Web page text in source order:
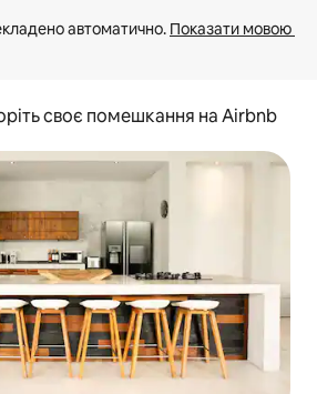
автоматично. Показати мовою
своє помешкання на Airbnb